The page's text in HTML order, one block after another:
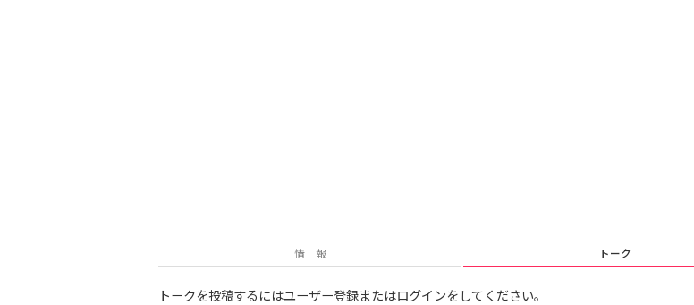
情 報 トーク
トークを投稿するにはユーザー登録またはログインをしてください。